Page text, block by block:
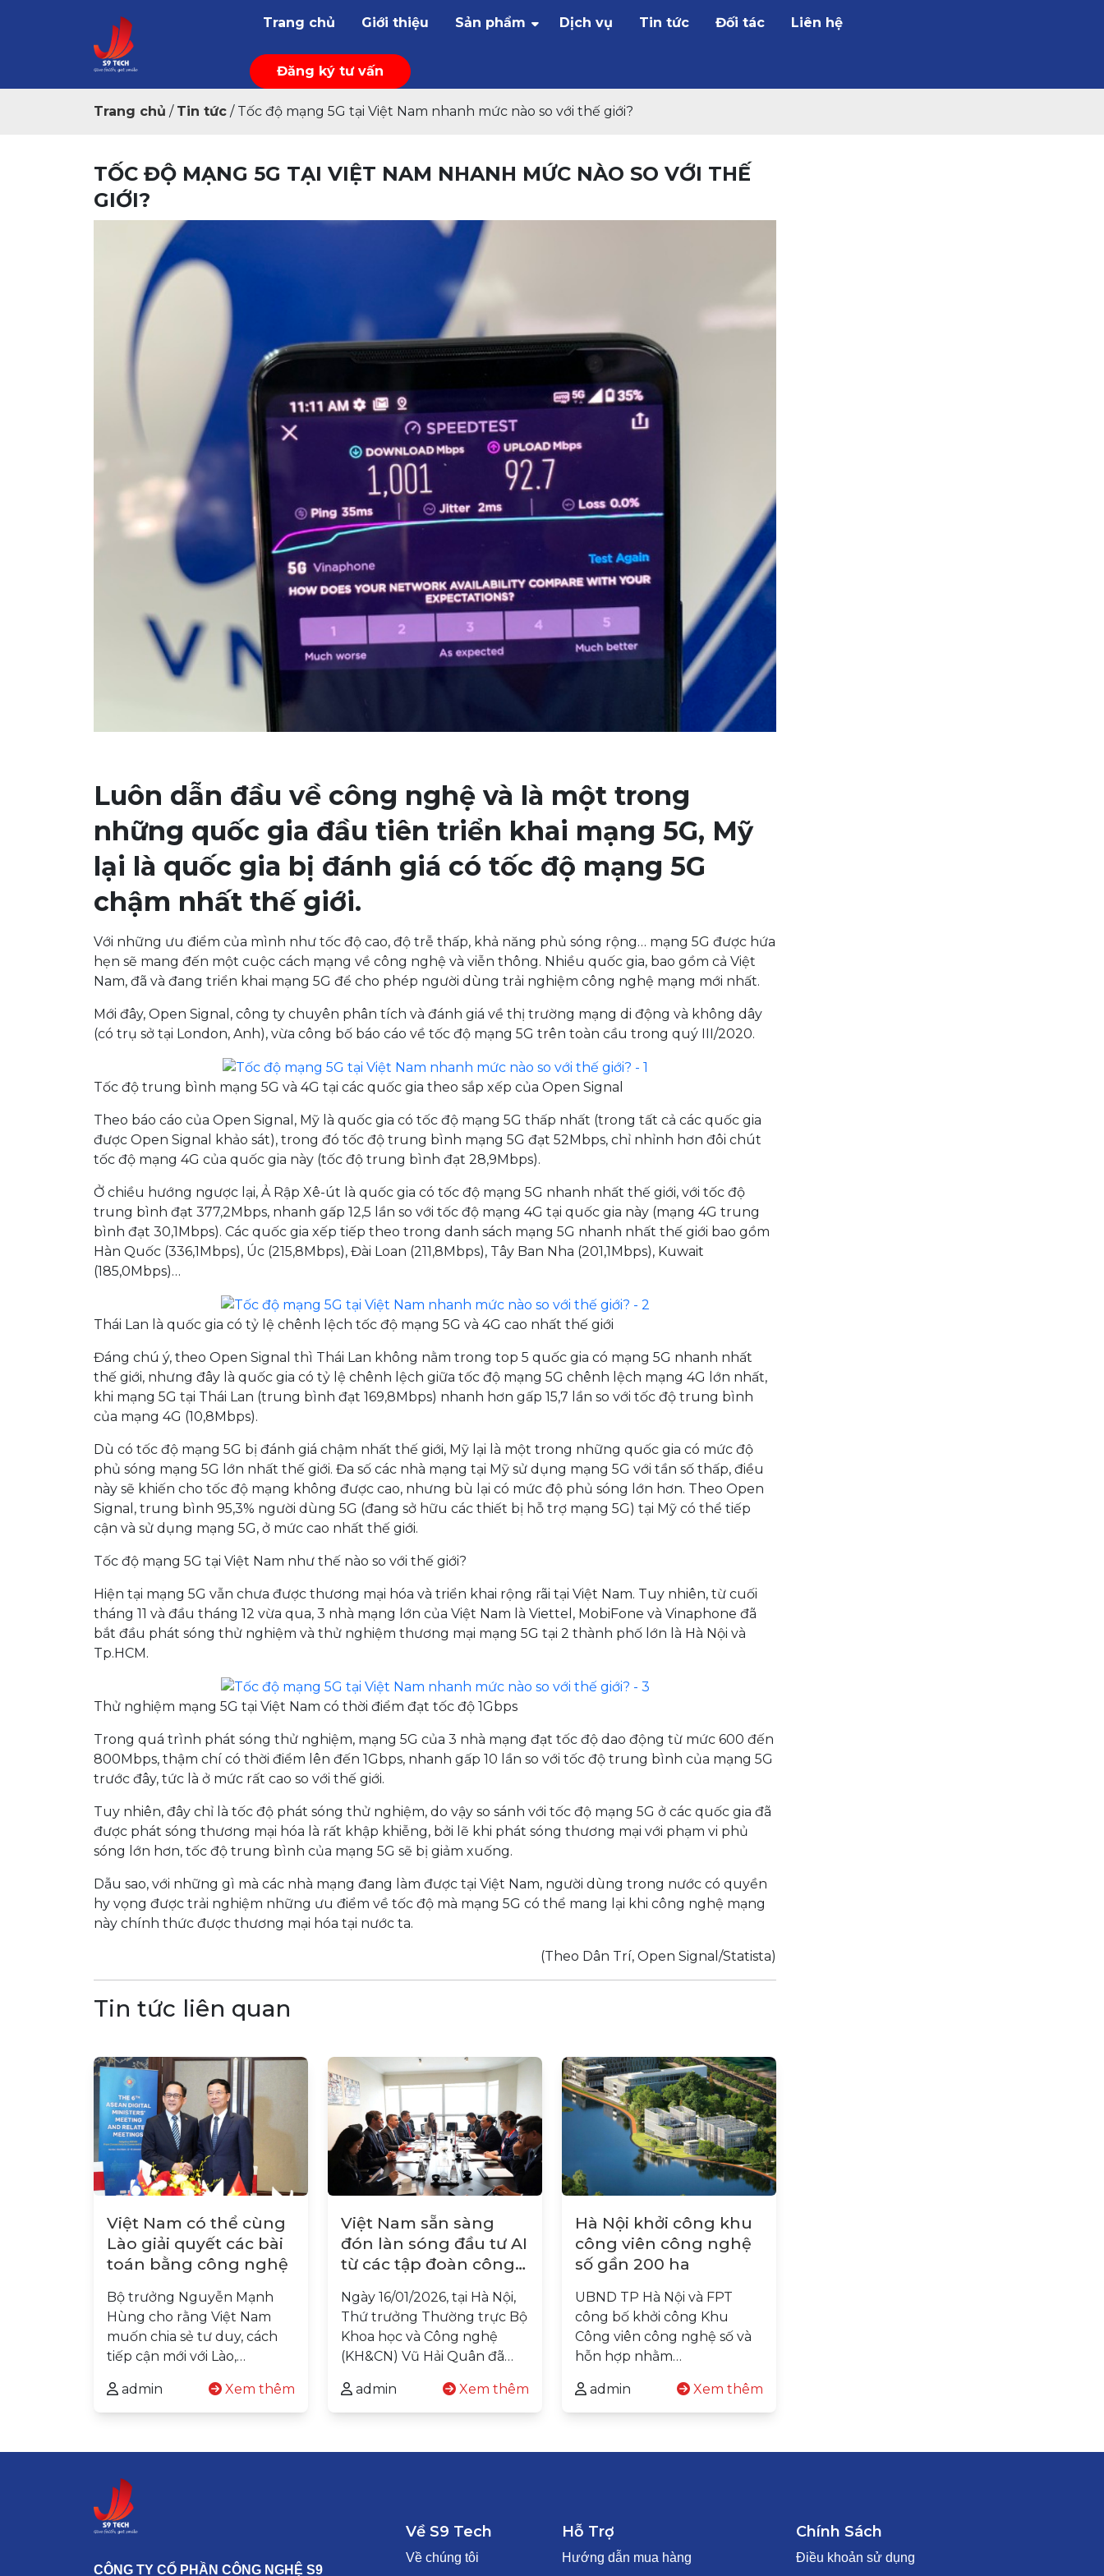
Trang chủ Giới thiệu Sản phẩm Dịch vụ Tin tức Đối tác Liên hệ
Đăng ký tư vấn
Trang chủ / Tin tức / Tốc độ mạng 5G tại Việt Nam nhanh mức nào so với thế giới?
TỐC ĐỘ MẠNG 5G TẠI VIỆT NAM NHANH MỨC NÀO SO VỚI THẾ
GIỚI?
Luôn dẫn đầu về công nghệ và là một trong
những quốc gia đầu tiên triển khai mạng 5G, Mỹ
lại là quốc gia bị đánh giá có tốc độ mạng 5G
chậm nhất thế giới.
Với những ưu điểm của mình như tốc độ cao, độ trễ thấp, khả năng phủ sóng rộng… mạng 5G được hứa
hẹn sẽ mang đến một cuộc cách mạng về công nghệ và viễn thông. Nhiều quốc gia, bao gồm cả Việt
Nam, đã và đang triển khai mạng 5G để cho phép người dùng trải nghiệm công nghệ mạng mới nhất.
Mới đây, Open Signal, công ty chuyên phân tích và đánh giá về thị trường mạng di động và không dây
(có trụ sở tại London, Anh), vừa công bố báo cáo về tốc độ mạng 5G trên toàn cầu trong quý III/2020.
Tốc độ trung bình mạng 5G và 4G tại các quốc gia theo sắp xếp của Open Signal
Theo báo cáo của Open Signal, Mỹ là quốc gia có tốc độ mạng 5G thấp nhất (trong tất cả các quốc gia
được Open Signal khảo sát), trong đó tốc độ trung bình mạng 5G đạt 52Mbps, chỉ nhỉnh hơn đôi chút
tốc độ mạng 4G của quốc gia này (tốc độ trung bình đạt 28,9Mbps).
Ở chiều hướng ngược lại, Ả Rập Xê-út là quốc gia có tốc độ mạng 5G nhanh nhất thế giới, với tốc độ
trung bình đạt 377,2Mbps, nhanh gấp 12,5 lần so với tốc độ mạng 4G tại quốc gia này (mạng 4G trung
bình đạt 30,1Mbps). Các quốc gia xếp tiếp theo trong danh sách mạng 5G nhanh nhất thế giới bao gồm
Hàn Quốc (336,1Mbps), Úc (215,8Mbps), Đài Loan (211,8Mbps), Tây Ban Nha (201,1Mbps), Kuwait
(185,0Mbps)…
Thái Lan là quốc gia có tỷ lệ chênh lệch tốc độ mạng 5G và 4G cao nhất thế giới
Đáng chú ý, theo Open Signal thì Thái Lan không nằm trong top 5 quốc gia có mạng 5G nhanh nhất
thế giới, nhưng đây là quốc gia có tỷ lệ chênh lệch giữa tốc độ mạng 5G chênh lệch mạng 4G lớn nhất,
khi mạng 5G tại Thái Lan (trung bình đạt 169,8Mbps) nhanh hơn gấp 15,7 lần so với tốc độ trung bình
của mạng 4G (10,8Mbps).
Dù có tốc độ mạng 5G bị đánh giá chậm nhất thế giới, Mỹ lại là một trong những quốc gia có mức độ
phủ sóng mạng 5G lớn nhất thế giới. Đa số các nhà mạng tại Mỹ sử dụng mạng 5G với tần số thấp, điều
này sẽ khiến cho tốc độ mạng không được cao, nhưng bù lại có mức độ phủ sóng lớn hơn. Theo Open
Signal, trung bình 95,3% người dùng 5G (đang sở hữu các thiết bị hỗ trợ mạng 5G) tại Mỹ có thể tiếp
cận và sử dụng mạng 5G, ở mức cao nhất thế giới.
Tốc độ mạng 5G tại Việt Nam như thế nào so với thế giới?
Hiện tại mạng 5G vẫn chưa được thương mại hóa và triển khai rộng rãi tại Việt Nam. Tuy nhiên, từ cuối
tháng 11 và đầu tháng 12 vừa qua, 3 nhà mạng lớn của Việt Nam là Viettel, MobiFone và Vinaphone đã
bắt đầu phát sóng thử nghiệm và thử nghiệm thương mại mạng 5G tại 2 thành phố lớn là Hà Nội và
Tp.HCM.
Thử nghiệm mạng 5G tại Việt Nam có thời điểm đạt tốc độ 1Gbps
Trong quá trình phát sóng thử nghiệm, mạng 5G của 3 nhà mạng đạt tốc độ dao động từ mức 600 đến
800Mbps, thậm chí có thời điểm lên đến 1Gbps, nhanh gấp 10 lần so với tốc độ trung bình của mạng 5G
trước đây, tức là ở mức rất cao so với thế giới.
Tuy nhiên, đây chỉ là tốc độ phát sóng thử nghiệm, do vậy so sánh với tốc độ mạng 5G ở các quốc gia đã
được phát sóng thương mại hóa là rất khập khiễng, bởi lẽ khi phát sóng thương mại với phạm vi phủ
sóng lớn hơn, tốc độ trung bình của mạng 5G sẽ bị giảm xuống.
Dẫu sao, với những gì mà các nhà mạng đang làm được tại Việt Nam, người dùng trong nước có quyền
hy vọng được trải nghiệm những ưu điểm về tốc độ mà mạng 5G có thể mang lại khi công nghệ mạng
này chính thức được thương mại hóa tại nước ta.
(Theo Dân Trí, Open Signal/Statista)
Tin tức liên quan
Việt Nam có thể cùng
Lào giải quyết các bài
toán bằng công nghệ
Bộ trưởng Nguyễn Mạnh
Hùng cho rằng Việt Nam
muốn chia sẻ tư duy, cách
tiếp cận mới với Lào,…
admin Xem thêm
Việt Nam sẵn sàng
đón làn sóng đầu tư AI
từ các tập đoàn công
Ngày 16/01/2026, tại Hà Nội,
Thứ trưởng Thường trực Bộ
Khoa học và Công nghệ
(KH&CN) Vũ Hải Quân đã…
admin Xem thêm
Hà Nội khởi công khu
công viên công nghệ
số gần 200 ha
UBND TP Hà Nội và FPT
công bố khởi công Khu
Công viên công nghệ số và
hỗn hợp nhằm…
admin Xem thêm
CÔNG TY CỔ PHẦN CÔNG NGHỆ S9
Về S9 Tech
Về chúng tôi
Hỗ Trợ
Hướng dẫn mua hàng
Chính Sách
Điều khoản sử dụng